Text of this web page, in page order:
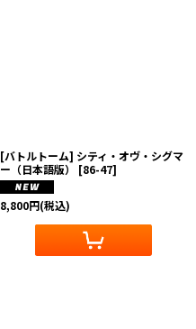
[バトルトーム] シティ・オヴ・シグマ
ー（日本語版）
[86-47]
8,800円(税込)